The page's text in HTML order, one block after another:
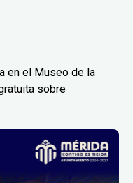
en el Museo de la
sobre